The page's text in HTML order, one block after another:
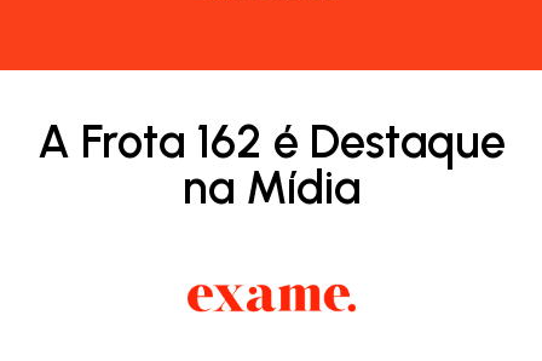
A Frota 162 é Destaque
na Mídia